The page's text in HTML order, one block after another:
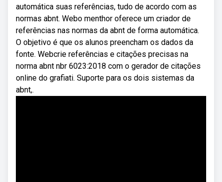
automática suas referências, tudo de acordo com as
normas abnt. Webo menthor oferece um criador de
referências nas normas da abnt de forma automática.
O objetivo é que os alunos preencham os dados da
fonte. Webcrie referências e citações precisas na
norma abnt nbr 6023:2018 com o gerador de citações
online do grafiati. Suporte para os dois sistemas da
abnt,.